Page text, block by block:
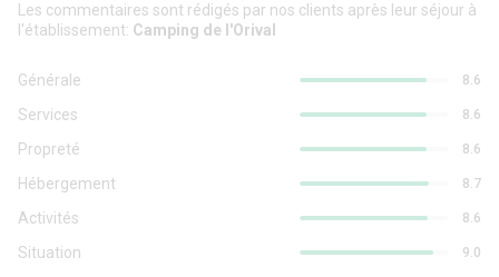
Les commentaires sont rédigés par nos clients après leur séjour à
l'établissement: Camping de l'Orival
Générale 8.6
Services 8.6
Propreté 8.6
Hébergement 8.7
Activités 8.6
Situation 9.0